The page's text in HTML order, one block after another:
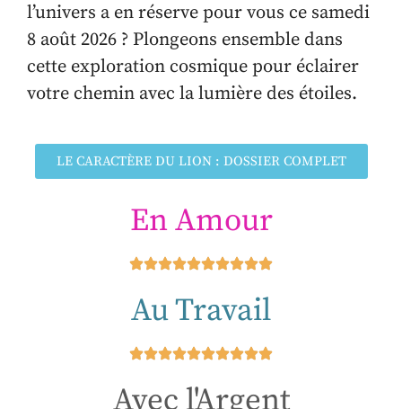
l’univers a en réserve pour vous ce samedi
8 août 2026 ? Plongeons ensemble dans
cette exploration cosmique pour éclairer
votre chemin avec la lumière des étoiles.
LE CARACTÈRE DU LION : DOSSIER COMPLET
En Amour
Au Travail
Avec l'Argent